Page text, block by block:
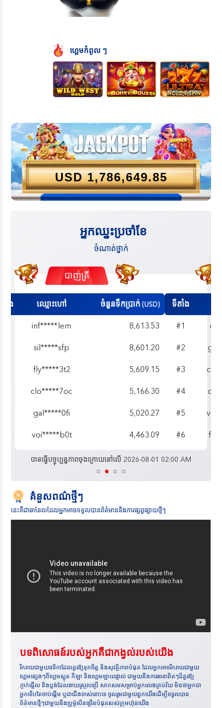
ហ្គេមកំពូល ៗ
USD1,786,649.85
អ្នកឈ្នះប្រចាំខែ
ចំណាត់ថ្នាក់
កីឡា
ទីតាំង ឈ្មោះហៅ ចំនួនទឹកប្រាក់(USD)
#1 clo*****fyi
9,722.99
#2
gri*****hda
7,977.18
#3
clo*****6h9
6,828.79
#4
clo*****o0l
6,070.69
#5
ven*****qiq
5,445.13
#6
fan*****ztr 5,410.24
បានធ្វើបច្ចុប្បន្នភាពចុងក្រោយនៅលើ 2026-08-01 02:00 AM
គំនួសពណ៌ថ្មីៗ
នេះគឺជាឆានែលដែលអ្នកអាចទទួលបានព័ត៌មាននិងការផ្សព្វផ្សាយថ្មីៗ
បទពិសោធន៍របស់អ្នកគឺជាកង្វល់របស់យើង
រីករាយជាមួយវេទិកាដែលគួរឱ្យទុកចិត្ត និងសុវត្ថិភាពបំផុត ដែលអ្នកអាចរីករាយជាមួយ
ហ្គេមផ្សេងៗពីហ្គេមស្លុត កីឡា និងហ្គេមឡាយផ្ទាល់ ជាមួយនឹងការរចនាពិតៗដ៏គួរឱ្យ
ភ្ញាក់ផ្អើល និងប្លង់ដែលងាយស្រួលប្រើ សាកសមសម្រាប់អ្នកលេងគ្រប់វ័យ មិនថាអ្នកជា
អ្នកទើបតែចាប់ផ្តើម ឬជាជើងចាស់នោះទេ ចូលរួមជាមួយពួកយើងដើម្បីទទួលបាន
ព័ត៌មានថ្មីៗជាមួយនឹងប្រូម៉ូសិនច្រើនបំផុតរបស់ក្រុមហ៊ុនយើង